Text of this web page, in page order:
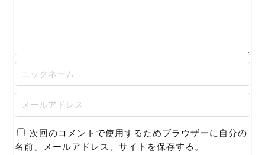
次回のコメントで使用するためブラウザーに自分の
名前、メールアドレス、サイトを保存する。